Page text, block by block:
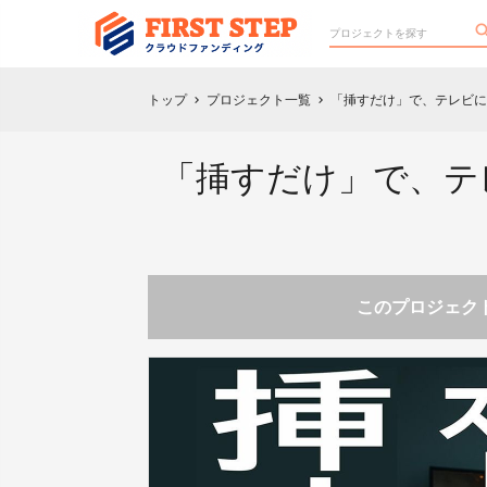
トップ chevron_right プロジェクト一覧 chevron_right 「挿すだけ」で、テレビ
「挿すだけ」で、
このプロジェク